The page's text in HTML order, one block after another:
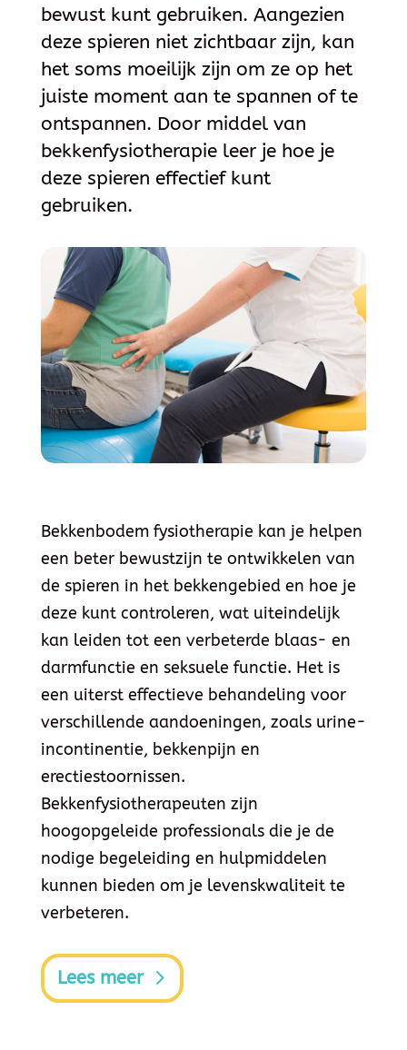
bewust kunt gebruiken. Aangezien
deze spieren niet zichtbaar zijn, kan
het soms moeilijk zijn om ze op het
juiste moment aan te spannen of te
ontspannen. Door middel van
bekkenfysiotherapie leer je hoe je
deze spieren effectief kunt
gebruiken.
Bekkenbodem fysiotherapie kan je helpen
een beter bewustzijn te ontwikkelen van
de spieren in het bekkengebied en hoe je
deze kunt controleren, wat uiteindelijk
kan leiden tot een verbeterde blaas- en
darmfunctie en seksuele functie. Het is
een uiterst effectieve behandeling voor
verschillende aandoeningen, zoals urine-
incontinentie, bekkenpijn en
erectiestoornissen.
Bekkenfysiotherapeuten zijn
hoogopgeleide professionals die je de
nodige begeleiding en hulpmiddelen
kunnen bieden om je levenskwaliteit te
verbeteren.
Lees meer